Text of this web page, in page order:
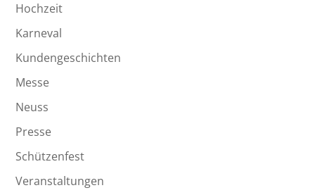
Hochzeit
Karneval
Kundengeschichten
Messe
Neuss
Presse
Schützenfest
Veranstaltungen